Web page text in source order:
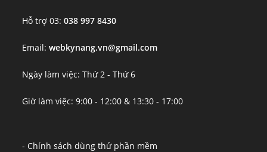
Hỗ trợ 03:038 997 8430
Email:webkynang.vn@gmail.com
Ngày làm việc: Thứ 2 - Thứ 6
Giờ làm việc: 9:00 - 12:00 & 13:30 - 17:00
- Chính sách dùng thử phần mềm